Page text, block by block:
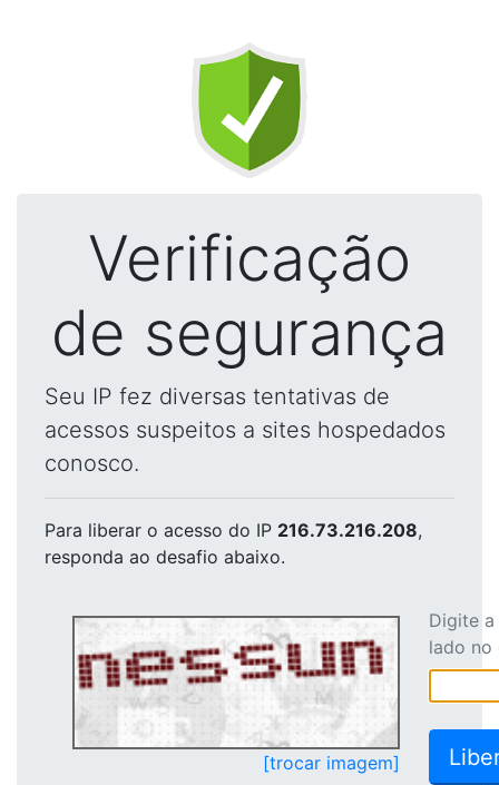
Verificação
de segurança
Seu IP fez diversas tentativas de
acessos suspeitos a sites hospedados
conosco.
Para liberar o acesso do IP 216.73.216.208,
responda ao desafio abaixo.
[trocar imagem]
Digite
lado no